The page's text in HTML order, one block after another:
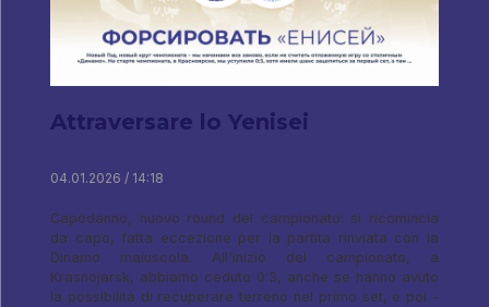
Attraversare lo Yenisei
04.01.2026 / 14:18
Capodanno, nuovo round del campionato: si ricomincia
da capo, fatta eccezione per la partita rinviata con la
Dinamo maiuscola. All'inizio del campionato, a
Krasnojarsk, abbiamo ceduto 0:3, anche se hanno avuto
la possibilità di recuperare terreno nel primo set, e poi -